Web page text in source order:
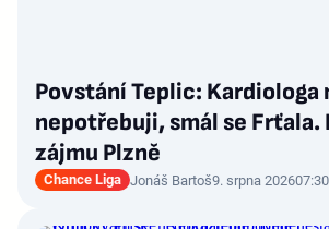
Povstání Teplic:
nepotřebuji, smál se Frťala.
zájmu Plzně
Chance Liga Jonáš Bartoš9. srpna 202607:30